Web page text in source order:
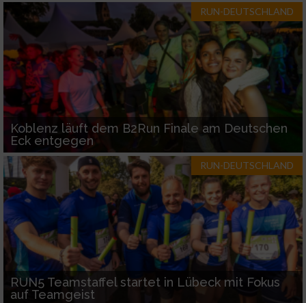
RUN-DEUTSCHLAND
Koblenz läuft dem B2Run Finale am Deutschen
Eck entgegen
RUN-DEUTSCHLAND
RUN5 Teamstaffel startet in Lübeck mit Fokus
auf Teamgeist